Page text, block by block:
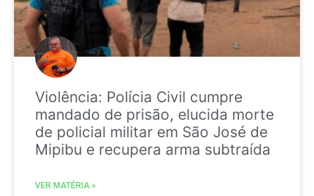
Violência: Polícia Civil cumpre
mandado de prisão, elucida morte
de policial militar em São José de
Mipibu e recupera arma subtraída
VER MATÉRIA »